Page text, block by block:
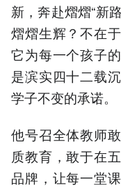
新，奔赴熠熠“新
熠熠生辉？不在
它为每一个孩子
是滨实四十二载
学子不变的承诺。
他号召全体教师
质教育，敢于在
品牌，让每一堂